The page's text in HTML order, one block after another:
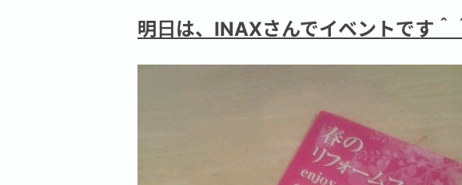
明日は、INAXさんでイベントです＾＾